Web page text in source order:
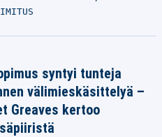
syntyi tunteja
välimieskäsittelyä –
Greaves kertoo